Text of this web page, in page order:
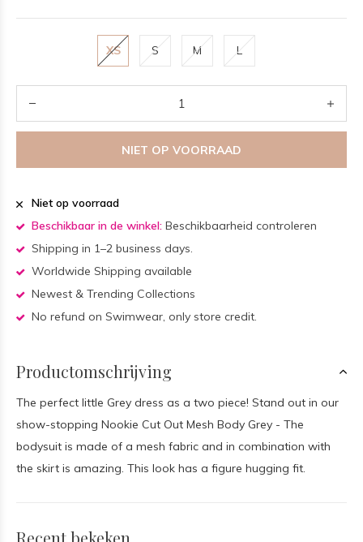
XS S M L
NIET OP VOORRAAD
Niet op voorraad
Beschikbaar in de winkel: Beschikbaarheid controleren
Shipping in 1–2 business days.
Worldwide Shipping available
Newest & Trending Collections
No refund on Swimwear, only store credit.
Productomschrijving
The perfect little Grey dress as a two piece! Stand out in our
show-stopping Nookie Cut Out Mesh Body Grey - The
bodysuit is made of a mesh fabric and in combination with
the skirt is amazing. This look has a figure hugging fit.
Recent bekeken